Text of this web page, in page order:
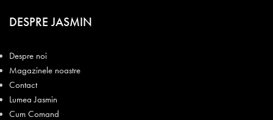
DESPRE JASMIN
Despre noi
Magazinele noastre
Contact
Lumea Jasmin
Cum Comand